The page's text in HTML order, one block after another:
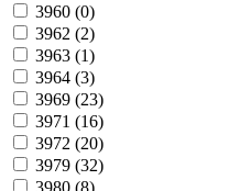
3960 (0)
3962 (2)
3963 (1)
3964 (3)
3969 (23)
3971 (16)
3972 (20)
3979 (32)
3980 (8)